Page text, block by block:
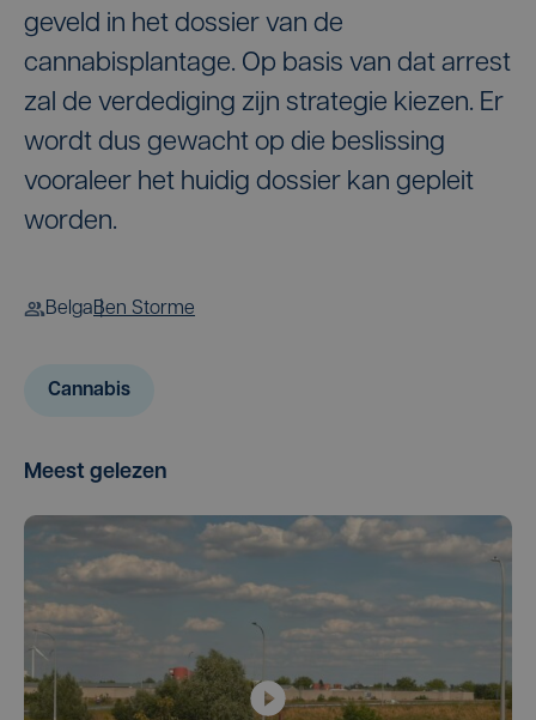
geveld in het dossier van de
cannabisplantage. Op basis van dat arrest
zal de verdediging zijn strategie kiezen. Er
wordt dus gewacht op die beslissing
vooraleer het huidig dossier kan gepleit
worden.
BelgaBen Storme
Cannabis
Meest gelezen